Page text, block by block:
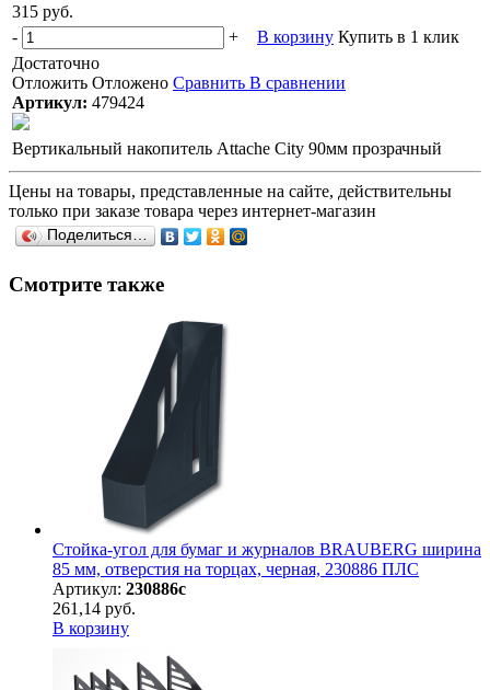
315 руб.
-
+ В корзину Купить в 1 клик
Достаточно
Отложить Отложено Сравнить В сравнении
Артикул: 479424
Вертикальный накопитель Attache City 90мм прозрачный
Цены на товары, представленные на сайте, действительны
только при заказе товара через интернет-магазин
Поделиться…
Смотрите также
Стойка-угол для бумаг и журналов BRAUBERG ширина
85 мм, отверстия на торцах, черная, 230886 ПЛС
Артикул: 230886с
261,14 руб.
В корзину